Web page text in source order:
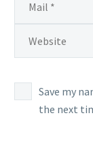
Save my
the next